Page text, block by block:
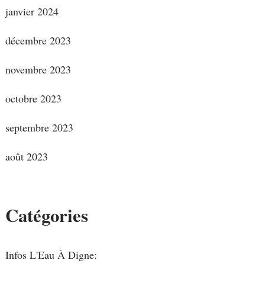
janvier 2024
décembre 2023
novembre 2023
octobre 2023
septembre 2023
août 2023
Catégories
Infos L'Eau À Digne: